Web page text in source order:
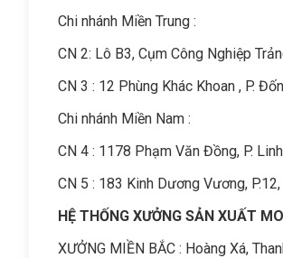
Chi nhánh Miền Trung :
CN 2: Lô B3, Cụm Công Nghiệp
CN 3 : 12 Phùng Khác Khoan , P.
Chi nhánh Miền Nam :
CN 4 : 1178 Phạm Văn Đồng, P.
CN 5 : 183 Kinh Dương Vương, P.12,
HỆ THỐNG XƯỞNG SẢN XUẤT
XƯỞNG MIỀN BẮC : Hoàng Xá,